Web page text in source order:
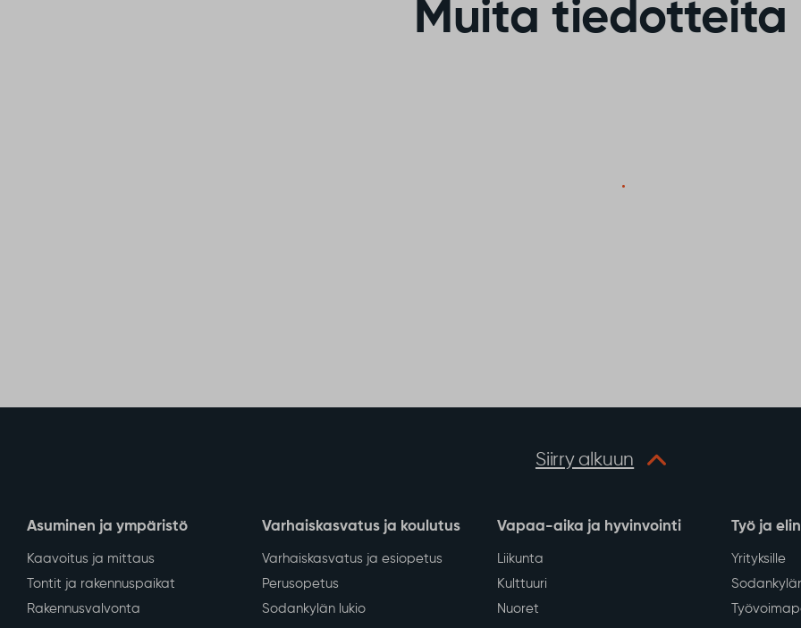
Muita tiedotteita
Siirry alkuun
Asuminen ja ympäristö
Kaavoitus ja mittaus
Tontit ja rakennuspaikat
Rakennusvalvonta
Varhaiskasvatus ja koulutus
Varhaiskasvatus ja esiopetus
Perusopetus
Sodankylän lukio
Vapaa-aika ja hyvinvointi
Liikunta
Kulttuuri
Nuoret
Työ ja
Yrityksille